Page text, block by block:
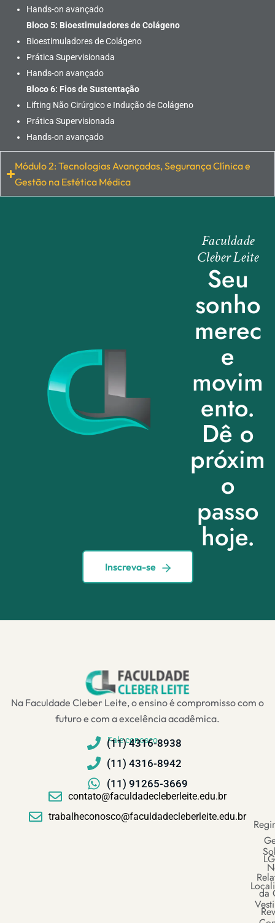
Hands-on avançado
Bloco 5: Bioestimuladores de Colágeno
Bioestimuladores de Colágeno
Prática Supervisionada
Hands-on avançado
Bloco 6: Fios de Sustentação
Lifting Não Cirúrgico e Indução de Colágeno
Prática Supervisionada
Hands-on avançado
Módulo 2: Tecnologias Avançadas, Segurança Clínica e
Gestão na Estética Médica
Faculdade
Cleber Leite
Seu
sonho
merec
e
movim
ento.
Dê o
próxim
o
passo
hoje.
Inscreva-se
Na Faculdade Cleber Leite, o ensino é compromisso com o
futuro e com a excelência acadêmica.
Fale conosco
(11) 4316-8938
(11) 4316-8942
(11) 91265-3669
contato@faculdadecleberleite.edu.br
trabalheconosco@faculdadecleberleite.edu.br
da